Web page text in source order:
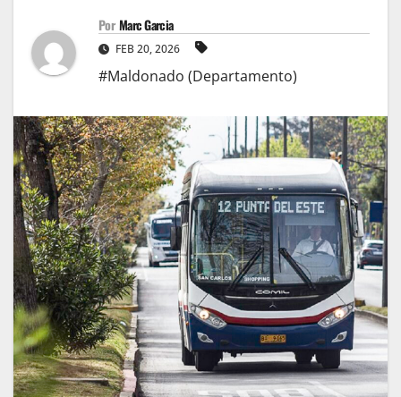
Por Marc Garcia
FEB 20, 2026
#Maldonado (Departamento)